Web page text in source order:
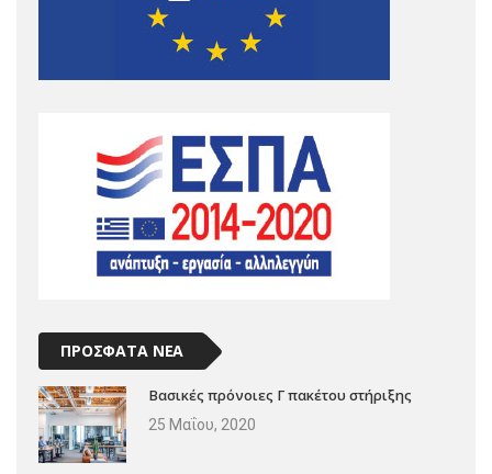
ΠΡΟΣΦΑΤΑ ΝΕΑ
Βασικές πρόνοιες Γ πακέτου στήριξης
25 Μαΐου, 2020